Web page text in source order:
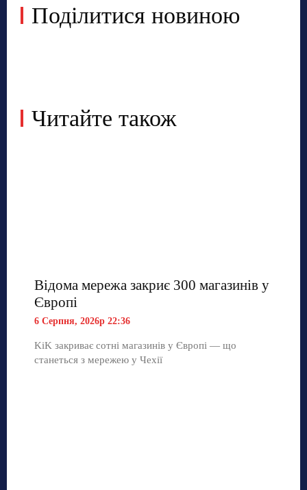
Поділитися новиною
Читайте також
Відома мережа закриє 300 магазинів у
Європі
6 Серпня, 2026р 22:36
KiK закриває сотні магазинів у Європі — що
станеться з мережею у Чехії